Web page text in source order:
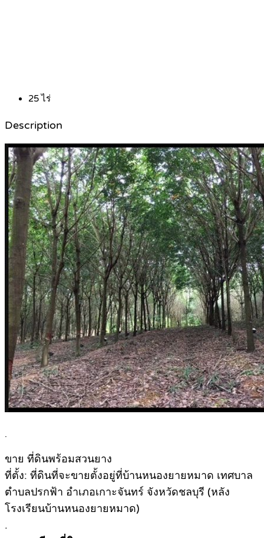
25ไร่
Description
.
ขาย ที่ดินพร้อมสวนยาง
ที่ตั้ง: ที่ดินที่จะขายตั้งอยู่ที่บ้านหนองยายหมาด เทศบาล
ตำบลปรกฟ้า อำเภอเกาะจันทร์ จังหวัดชลบุรี (หลัง
โรงเรียนบ้านหนองยายหมาด)
.